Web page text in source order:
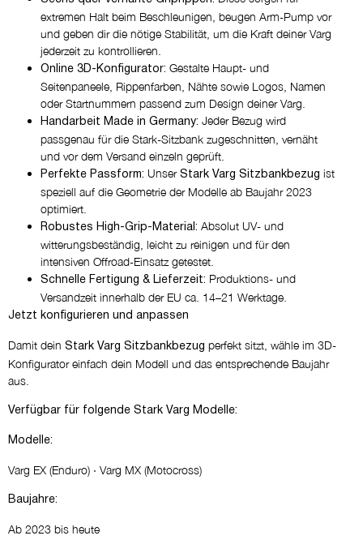
extremen Halt beim Beschleunigen, beugen Arm-Pump vor
und geben dir die nötige Stabilität, um die Kraft deiner Varg
jederzeit zu kontrollieren.
Online 3D-Konfigurator: Gestalte Haupt- und
Seitenpaneele, Rippenfarben, Nähte sowie Logos, Namen
oder Startnummern passend zum Design deiner Varg.
Handarbeit Made in Germany: Jeder Bezug wird
passgenau für die Stark-Sitzbank zugeschnitten, vernäht
und vor dem Versand einzeln geprüft.
Perfekte Passform: Unser Stark Varg Sitzbankbezug ist
speziell auf die Geometrie der Modelle ab Baujahr 2023
optimiert.
Robustes High-Grip-Material: Absolut UV- und
witterungsbeständig, leicht zu reinigen und für den
intensiven Offroad-Einsatz getestet.
Schnelle Fertigung & Lieferzeit: Produktions- und
Versandzeit innerhalb der EU ca. 14–21 Werktage.
Jetzt konfigurieren und anpassen
Damit dein Stark Varg Sitzbankbezug perfekt sitzt, wähle im 3D-
Konfigurator einfach dein Modell und das entsprechende Baujahr
aus.
Verfügbar für folgende Stark Varg Modelle:
Modelle:
Varg EX (Enduro) · Varg MX (Motocross)
Baujahre:
Ab 2023 bis heute